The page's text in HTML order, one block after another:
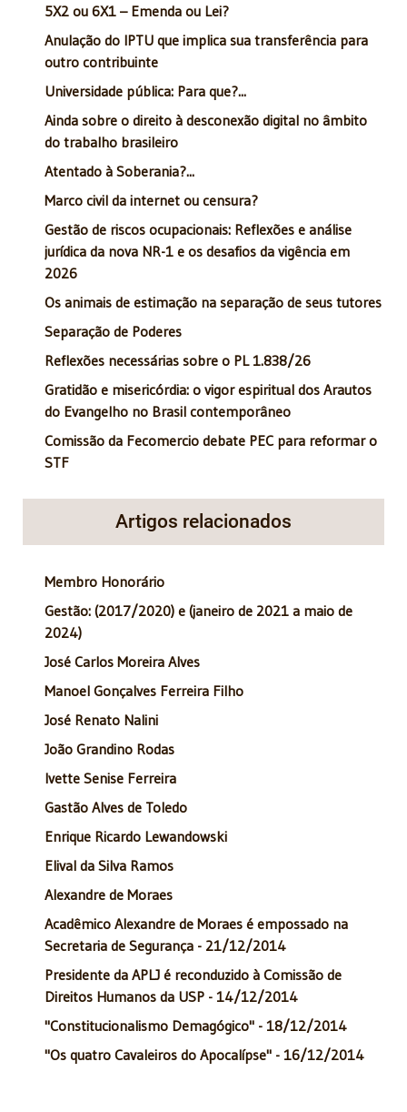
5X2 ou 6X1 – Emenda ou Lei?
Anulação do IPTU que implica sua transferência para
outro contribuinte
Universidade pública: Para que?...
Ainda sobre o direito à desconexão digital no âmbito
do trabalho brasileiro
Atentado à Soberania?...
Marco civil da internet ou censura?
Gestão de riscos ocupacionais: Reflexões e análise
jurídica da nova NR-1 e os desafios da vigência em
2026
Os animais de estimação na separação de seus tutores
Separação de Poderes
Reflexões necessárias sobre o PL 1.838/26
Gratidão e misericórdia: o vigor espiritual dos Arautos
do Evangelho no Brasil contemporâneo
Comissão da Fecomercio debate PEC para reformar o
STF
Artigos relacionados
Membro Honorário
Gestão: (2017/2020) e (janeiro de 2021 a maio de
2024)
José Carlos Moreira Alves
Manoel Gonçalves Ferreira Filho
José Renato Nalini
João Grandino Rodas
Ivette Senise Ferreira
Gastão Alves de Toledo
Enrique Ricardo Lewandowski
Elival da Silva Ramos
Alexandre de Moraes
Acadêmico Alexandre de Moraes é empossado na
Secretaria de Segurança - 21/12/2014
Presidente da APLJ é reconduzido à Comissão de
Direitos Humanos da USP - 14/12/2014
"Constitucionalismo Demagógico" - 18/12/2014
"Os quatro Cavaleiros do Apocalípse" - 16/12/2014